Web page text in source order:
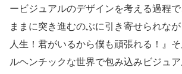
ービジュアルのデザインを考える過程
ままに突き進むのぶに引き寄せられな
人生！君がいるから僕も頑張れる！』
ルヘンチックな世界で包み込みビジュ